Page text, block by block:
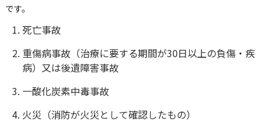
です。
死亡事故
重傷病事故（治療に要する期間が30日以上の負傷・疾
病）又は後遺障害事故
一酸化炭素中毒事故
火災（消防が火災として確認したもの）